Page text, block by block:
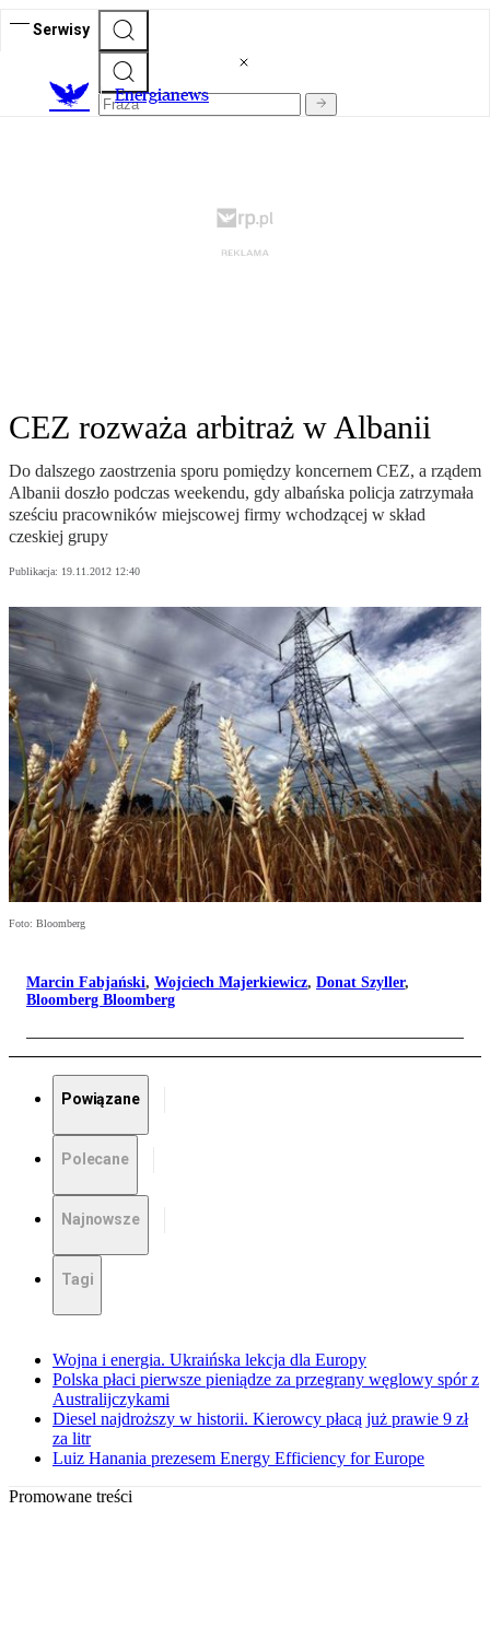
Serwisy
Energianews
CEZ rozważa arbitraż w Albanii
Do dalszego zaostrzenia sporu pomiędzy koncernem CEZ, a rządem
Albanii doszło podczas weekendu, gdy albańska policja zatrzymała
sześciu pracowników miejscowej firmy wchodzącej w skład
czeskiej grupy
Publikacja: 19.11.2012 12:40
Foto: Bloomberg
Marcin Fabjański, Wojciech Majerkiewicz, Donat Szyller,
Bloomberg Bloomberg
Powiązane
Polecane
Najnowsze
Tagi
Wojna i energia. Ukraińska lekcja dla Europy
Polska płaci pierwsze pieniądze za przegrany węglowy spór z
Australijczykami
Diesel najdroższy w historii. Kierowcy płacą już prawie 9 zł
za litr
Luiz Hanania prezesem Energy Efficiency for Europe
Promowane treści